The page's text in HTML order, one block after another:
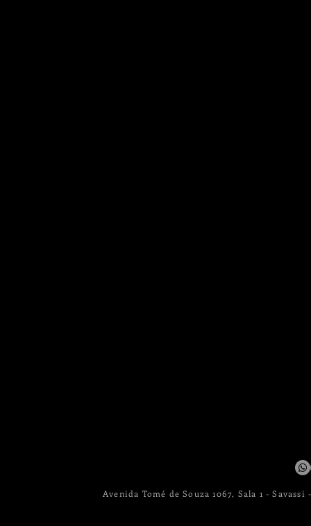
Avenida Tomé de Souza 1067, Sala 1 -